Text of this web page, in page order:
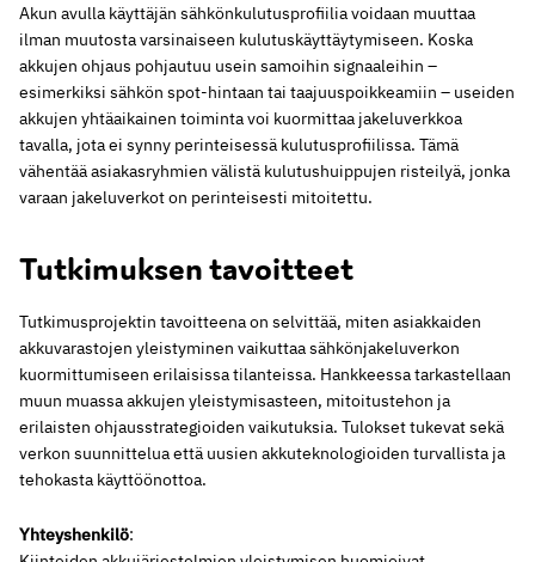
Akun avulla käyttäjän sähkönkulutusprofiilia voidaan muuttaa
ilman muutosta varsinaiseen kulutuskäyttäytymiseen. Koska
akkujen ohjaus pohjautuu usein samoihin signaaleihin –
esimerkiksi sähkön spot-hintaan tai taajuuspoikkeamiin – useiden
akkujen yhtäaikainen toiminta voi kuormittaa jakeluverkkoa
tavalla, jota ei synny perinteisessä kulutusprofiilissa. Tämä
vähentää asiakasryhmien välistä kulutushuippujen risteilyä, jonka
varaan jakeluverkot on perinteisesti mitoitettu.
Tutkimuksen tavoitteet
Tutkimusprojektin tavoitteena on selvittää, miten asiakkaiden
akkuvarastojen yleistyminen vaikuttaa sähkönjakeluverkon
kuormittumiseen erilaisissa tilanteissa. Hankkeessa tarkastellaan
muun muassa akkujen yleistymisasteen, mitoitustehon ja
erilaisten ohjausstrategioiden vaikutuksia. Tulokset tukevat sekä
verkon suunnittelua että uusien akkuteknologioiden turvallista ja
tehokasta käyttöönottoa.
Yhteyshenkilö: